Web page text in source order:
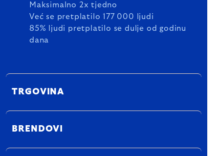
Maksimalno 2x tjedno
Već se pretplatilo 177 000 ljudi
85% ljudi pretplatilo se dulje od godinu
dana
TRGOVINA
BRENDOVI